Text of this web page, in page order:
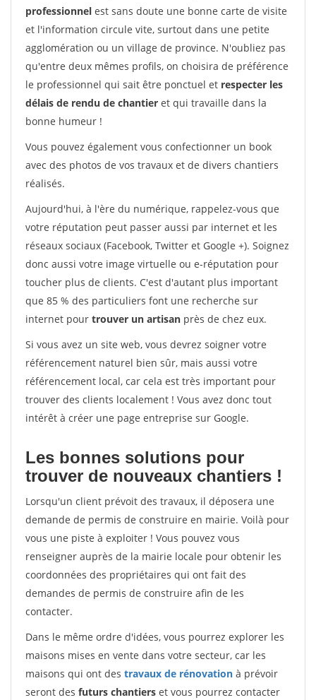
professionnel est sans doute une bonne carte de visite
et l'information circule vite, surtout dans une petite
agglomération ou un village de province. N'oubliez pas
qu'entre deux mêmes profils, on choisira de préférence
le professionnel qui sait être ponctuel et respecter les
délais de rendu de chantier et qui travaille dans la
bonne humeur !
Vous pouvez également vous confectionner un book
avec des photos de vos travaux et de divers chantiers
réalisés.
Aujourd'hui, à l'ère du numérique, rappelez-vous que
votre réputation peut passer aussi par internet et les
réseaux sociaux (Facebook, Twitter et Google +). Soignez
donc aussi votre image virtuelle ou e-réputation pour
toucher plus de clients. C'est d'autant plus important
que 85 % des particuliers font une recherche sur
internet pour trouver un artisan près de chez eux.
Si vous avez un site web, vous devrez soigner votre
référencement naturel bien sûr, mais aussi votre
référencement local, car cela est très important pour
trouver des clients localement ! Vous avez donc tout
intérêt à créer une page entreprise sur Google.
Les bonnes solutions pour
trouver de nouveaux chantiers !
Lorsqu'un client prévoit des travaux, il déposera une
demande de permis de construire en mairie. Voilà pour
vous une piste à exploiter ! Vous pouvez vous
renseigner auprès de la mairie locale pour obtenir les
coordonnées des propriétaires qui ont fait des
demandes de permis de construire afin de les
contacter.
Dans le même ordre d'idées, vous pourrez explorer les
maisons mises en vente dans votre secteur, car les
maisons qui ont des travaux de rénovation à prévoir
seront des futurs chantiers et vous pourrez contacter